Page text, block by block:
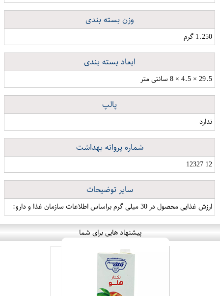
وزن بسته بندی
1.250 گرم
ابعاد بسته بندی
29.5 × 4.5 × 8 سانتی متر
پالپ
ندارد
شماره پروانه بهداشت
12 12327
سایر توضیحات
ارزش غذایی محصول در 30 میلی گرم براساس اطلاعات سازمان غذا و دارو:
پیشنهاد هایی برای شما